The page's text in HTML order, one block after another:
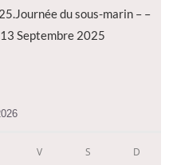
du sous-marin – –
Septembre 2025
V S D